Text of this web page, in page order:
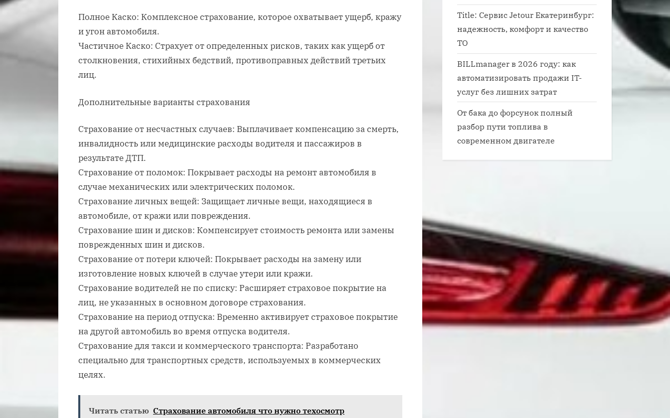
Полное Каско: Комплексное страхование, которое охватывает ущерб, кражу
и угон автомобиля.
Частичное Каско: Страхует от определенных рисков, таких как ущерб от
столкновения, стихийных бедствий, противоправных действий третьих
лиц.
Дополнительные варианты страхования
Страхование от несчастных случаев: Выплачивает компенсацию за смерть,
инвалидность или медицинские расходы водителя и пассажиров в
результате ДТП.
Страхование от поломок: Покрывает расходы на ремонт автомобиля в
случае механических или электрических поломок.
Страхование личных вещей: Защищает личные вещи, находящиеся в
автомобиле, от кражи или повреждения.
Страхование шин и дисков: Компенсирует стоимость ремонта или замены
поврежденных шин и дисков.
Страхование от потери ключей: Покрывает расходы на замену или
изготовление новых ключей в случае утери или кражи.
Страхование водителей не по списку: Расширяет страховое покрытие на
лиц, не указанных в основном договоре страхования.
Страхование на период отпуска: Временно активирует страховое покрытие
на другой автомобиль во время отпуска водителя.
Страхование для такси и коммерческого транспорта: Разработано
специально для транспортных средств, используемых в коммерческих
целях.
Читать статью Страхование автомобиля что нужно техосмотр
Title: Сервис Jetour Екатеринбург:
надежность, комфорт и качество
ТО
BILLmanager в 2026 году: как
автоматизировать продажи IT-
услуг без лишних затрат
От бака до форсунок полный
разбор пути топлива в
современном двигателе